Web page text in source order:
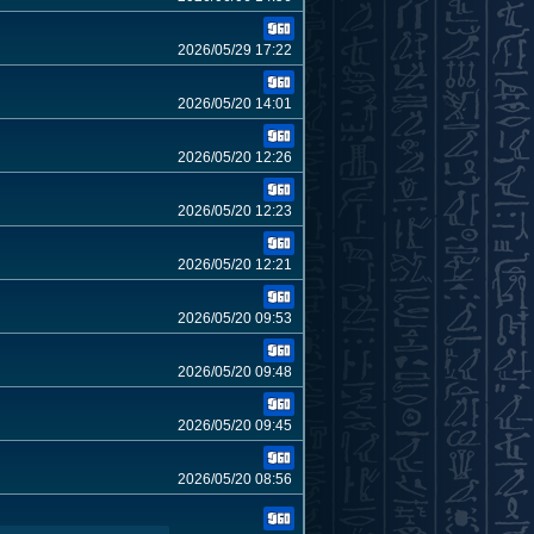
2026/05/29 17:22
2026/05/20 14:01
2026/05/20 12:26
2026/05/20 12:23
2026/05/20 12:21
2026/05/20 09:53
2026/05/20 09:48
2026/05/20 09:45
2026/05/20 08:56